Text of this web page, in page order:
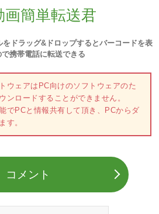
画簡単転送君
ドラッグ&ドロップするとバーコードを表
携帯電話に転送できる
ウェアはPC向けのソフトウェアのた
ンロードすることができません。
でPCと情報共有して頂き、PCからダ
す。
コメント